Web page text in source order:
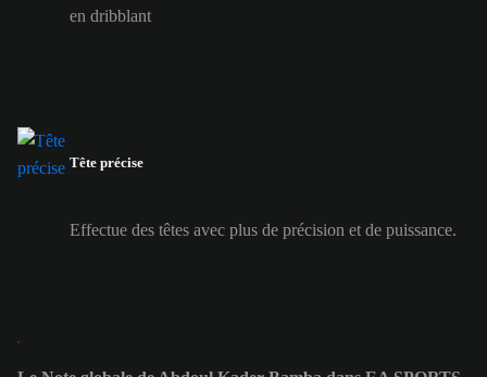
en dribblant
Tête précise
Effectue des têtes avec plus de précision et de puissance.